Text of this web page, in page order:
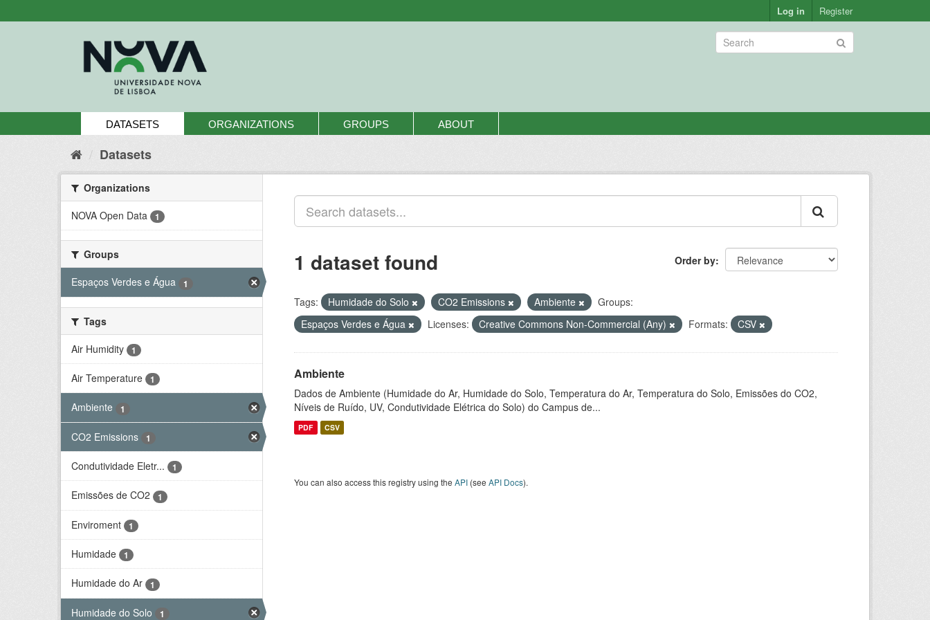
to
Log in Register
DATASETS ORGANIZATIONS GROUPS ABOUT
Datasets
Organizations
NOVA Open Data
1
Groups
Espaços Verdes e Água
1
Tags
Air Humidity
1
Air Temperature 1
Ambiente 1
CO2 Emissions 1
Condutividade Eletr... 1
Emissões de CO2 1
Enviroment 1
Humidade 1
Humidade do Ar 1
Humidade do Solo 1
Order by
1 dataset found
Tags: Humidade do Solo CO2 Emissions Ambiente
Groups:
Espaços Verdes e Água
Licenses: Creative Commons Non-Commercial (Any) Formats: CSV
Ambiente
Dados de Ambiente (Humidade do Ar, Humidade do Solo, Temperatura do Ar, Temperatura do Solo, Emissões do CO2,
Níveis de Ruído, UV, Condutividade Elétrica do Solo) do Campus de...
PDF CSV
You can also access this registry using the API (see API Docs).